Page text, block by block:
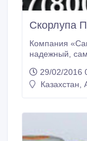
Скорлупа
Компания
надежный, самый эффективный и выгодный на
скорлупу ППУ
продукция
29/02/2016
Казахстан,